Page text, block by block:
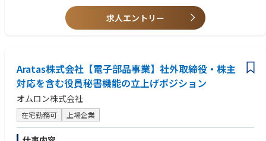
・役員の業務遂行に必要な各種サポート
・社外取締役や株主関係者からの問い合わせ対応窓口
・取締役会後のアクションアイテム管理、フォローアップ支援
・株主、社外取締役、監査役等とのコミュニケーション支援
・その他、役員・取締役会運営に関する業務全般
※担当範囲は、ご経験・専門性を踏まえて相談のうえ決定します。秘書業
務をベースとしつつ、取締役会事務局・経営管理・コーポレートガバナン
ス関連業務へ領域を広げていただくことを期待しています。
※上場企業、大手企業、製造業、PEファンド投資先企業、グローバル企業
等での役員対応経験がある方は特に歓迎します。
ビジネスマナー、文章力、調整力
・複数の関係者・会議・タスクを同時に管理できるスケジュール管理力、
段取り力
・機密情報を適切に取り扱える高い倫理観、守秘義務意識
・会議体運営に必要な資料準備、議事録、関係者連絡、タスクフォローの
実務スキル
・Word、Excel、PowerPoint、Outlook、Teams等の基本的なPCスキル
求人エントリー
Aratas株式会社【電子部品事業】社外取締役・株主
対応を含む役員秘書機能の立上げポジション
オムロン株式会社
在宅勤務可 上場企業